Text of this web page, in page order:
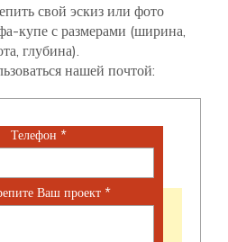
свой эскиз или фото
купе с размерами (ширина,
глубина).
нашей почтой:
Телефон *
Ваш проект *